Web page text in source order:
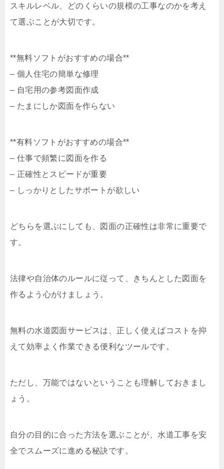
スキルレベル、どのくらいの規模の工事なのかを考え
て選ぶことが大切です。
**無料ソフトがおすすめの場合**
– 個人住宅の簡単な修理
– 自宅用の参考図面作成
– たまにしか図面を作らない
**有料ソフトがおすすめの場合**
– 仕事で頻繁に図面を作る
– 正確性とスピードが重要
– しっかりとしたサポートが欲しい
どちらを選ぶにしても、図面の正確性は非常に重要で
す。
法律や自治体のルールに従って、きちんとした図面を
作るよう心がけましょう。
無料の水道図面サービスは、正しく使えばコストを抑
えて効率よく作業できる便利なツールです。
ただし、万能ではないということも理解しておきまし
ょう。
自分の目的に合った方法を選ぶことが、水道工事を安
全でスムーズに進める秘訣です。